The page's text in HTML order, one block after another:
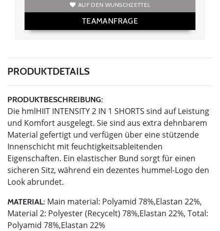
AUF DEN WUNSCHZETTEL
TEAMANFRAGE
PRODUKTDETAILS
PRODUKTBESCHREIBUNG:
Die hmlHIIT INTENSITY 2 IN 1 SHORTS sind auf Leistung
und Komfort ausgelegt. Sie sind aus extra dehnbarem
Material gefertigt und verfügen über eine stützende
Innenschicht mit feuchtigkeitsableitenden
Eigenschaften. Ein elastischer Bund sorgt für einen
sicheren Sitz, während ein dezentes hummel-Logo den
Look abrundet.
MATERIAL: Main material: Polyamid 78%,Elastan 22%,
Material 2: Polyester (Recycelt) 78%,Elastan 22%, Total:
Polyamid 78%,Elastan 22%